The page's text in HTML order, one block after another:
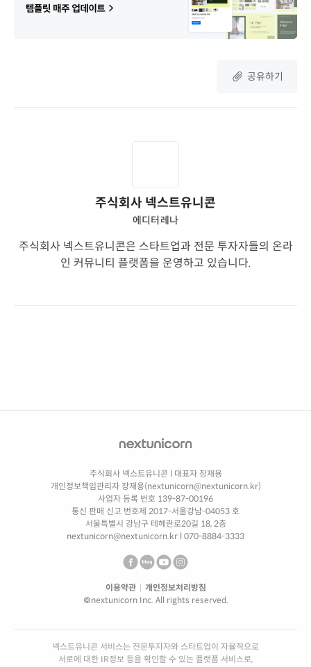
공유하기
주식회사 넥스트유니콘
에디터 레나
주식회사 넥스트유니콘은 스타트업과 전문 투자자들의 온라
인 커뮤니티 플랫폼을 운영하고 있습니다.
주식회사 넥스트유니콘l 대표자 장재용
개인정보책임관리자 장재용(nextunicorn@nextunicorn.kr)
사업자 등록 번호 139-87-00196
통신 판매 신고 번호제 2017-서울강남-04053 호
서울특별시 강남구 테헤란로20길 18, 2층
nextunicorn@nextunicorn.kr l 070-8884-3333
이용약관
개인정보처리방침
©nextunicorn Inc. All rights reserved.
넥스트유니콘 서비스는 전문투자자와 스타트업이 자율적으로
서로에 대한 IR정보 등을 확인할 수 있는 플랫폼 서비스로,